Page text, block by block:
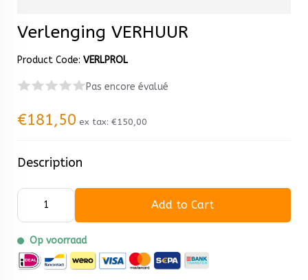
Verlenging VERHUUR
Product Code: VERLPROL
Pas encore évalué
€181,50 ex tax: €150,00
Description
Add to Cart
Op voorraad